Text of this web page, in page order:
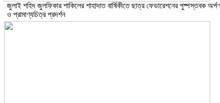
​জুলাই শহিদ জুলফিকার শাকিলের শাহাদাত বার্ষিকীতে ছাত্র ফেডারেশনের পুষ্পস্তবক অর্পণ
ও প্রামাণ্যচিত্র প্রদর্শন